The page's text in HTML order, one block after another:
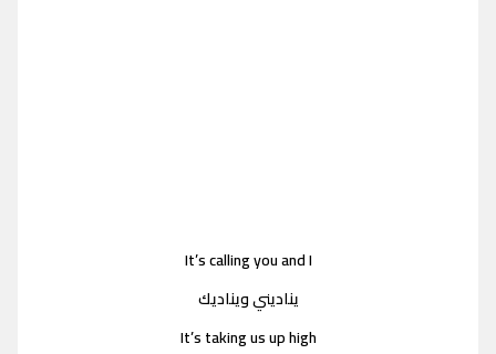
It’s calling you and I
يناديني ويناديك
It’s taking us up high